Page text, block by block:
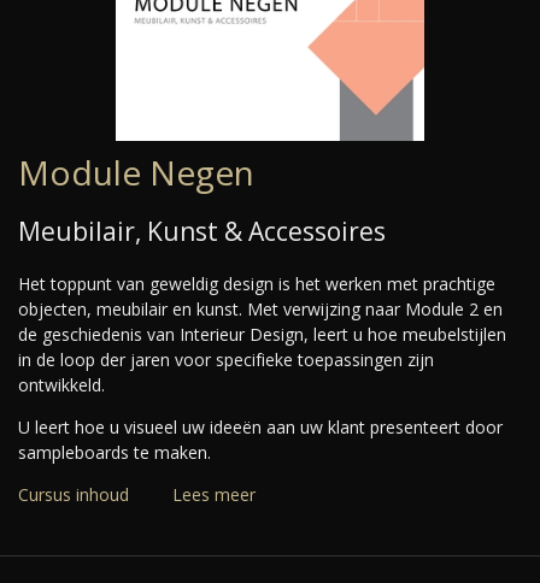
Module Negen
Meubilair, Kunst & Accessoires
Het toppunt van geweldig design is het werken met prachtige
objecten, meubilair en kunst. Met verwijzing naar Module 2 en
de geschiedenis van Interieur Design, leert u hoe meubelstijlen
in de loop der jaren voor specifieke toepassingen zijn
ontwikkeld.
U leert hoe u visueel uw ideeën aan uw klant presenteert door
sampleboards te maken.
Cursus inhoud
Lees meer